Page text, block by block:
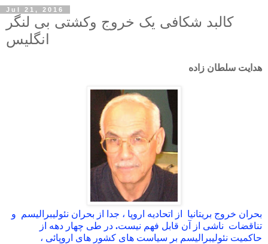
Jul 21, 2016
کالبد شکافی یک خروج وکشتی بی لنگر
انگلیس
هدایت سلطان زاده
بحران خروج بریتانیا از اتحادیه اروپا ، جدا از بحران نئولیبرالیسم
و
تناقضات ناشی از آن قابل فهم نیست. در طی چهار دهه از
حاکمیت نئولیبرالیسم بر سیاست های کشور های اروپائی ،